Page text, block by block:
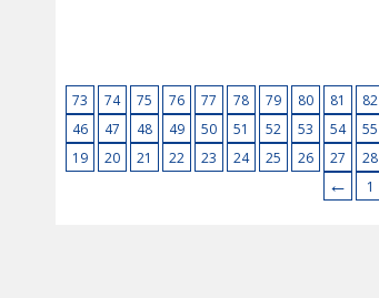
82
81
80
79
78
77
76
75
74
73
55
54
53
52
51
50
49
48
47
46
28
27
26
25
24
23
22
21
20
19
1
←